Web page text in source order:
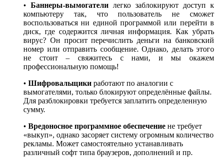
• Баннеры-вымогатели легко заблокируют доступ к
компьютеру так, что пользователь не сможет
воспользоваться ни единой программой или перейти в
диск, где содержится личная информация. Как убрать
вирус? Он просит перечислить деньги на банковский
номер или отправить сообщение. Однако, делать этого
не стоит – свяжитесь с нами, и мы окажем
профессиональную помощь!
• Шифровальщики работают по аналогии с
вымогателями, только блокируют определённые файлы.
Для разблокировки требуется заплатить определенную
сумму.
• Вредоносное программное обеспечение не требует
«выкуп», однако засоряет систему огромным количество
рекламы. Может самостоятельно устанавливать
различный софт типа браузеров, дополнений и пр.